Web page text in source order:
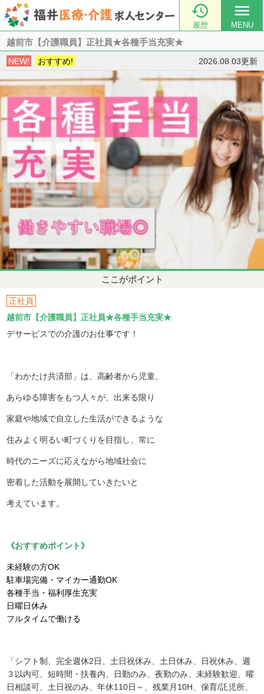

履歴
menu
MENU
越前市【介護職員】正社員★各種手当充実★
NEW! おすすめ! 2026.08.03更新
ここがポイント
正社員
越前市【介護職員】正社員★各種手当充実★
デサービスでの介護のお仕事です！
「わかたけ共済部」は、高齢者から児童、
あらゆる障害をもつ人々が、出来る限り
家庭や地域で自立した生活ができるような
住みよく明るい町づくりを目指し、常に
時代のニーズに応えながら地域社会に
密着した活動を展開していきたいと
考えています。
《おすすめポイント》
未経験の方OK
駐車場完備・マイカー通勤OK
各種手当・福利厚生充実
日曜日休み
フルタイムで働ける
「シフト制、完全週休2日、土日祝休み、土日休み、日祝休み、週
３以内可、短時間・扶養内、日勤のみ、夜勤のみ、未経験歓迎、曜
日相談可、土日祝のみ、年休110日～、残業月10H、保育/託児所、